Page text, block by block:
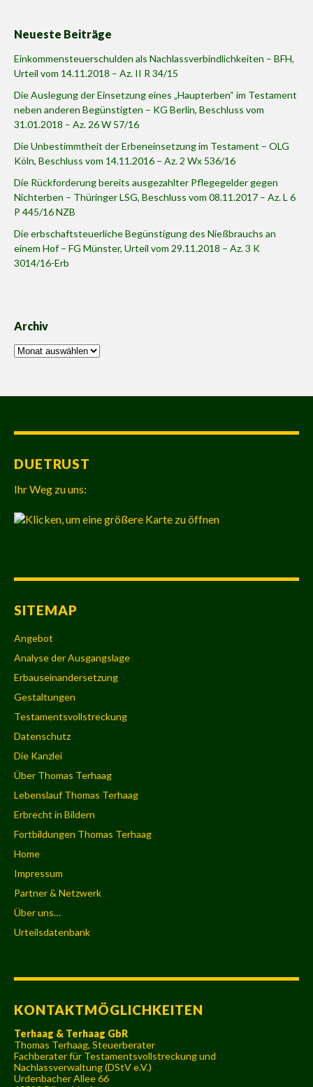
Neueste Beiträge
Einkommensteuerschulden als Nachlassverbindlichkeiten – BFH,
Urteil vom 14.11.2018 – Az. II R 34/15
Die Auslegung der Einsetzung eines „Haupterben“ im Testament
neben anderen Begünstigten – KG Berlin, Beschluss vom
31.01.2018 – Az. 26 W 57/16
Die Unbestimmtheit der Erbeneinsetzung im Testament – OLG
Köln, Beschluss vom 14.11.2016 – Az. 2 Wx 536/16
Die Rückforderung bereits ausgezahlter Pflegegelder gegen
Nichterben – Thüringer LSG, Beschluss vom 08.11.2017 – Az. L 6
P 445/16 NZB
Die erbschaftsteuerliche Begünstigung des Nießbrauchs an
einem Hof – FG Münster, Urteil vom 29.11.2018 – Az. 3 K
3014/16-Erb
Archiv
Archiv
DUETRUST
Ihr Weg zu uns:
SITEMAP
Angebot
Analyse der Ausgangslage
Erbauseinandersetzung
Gestaltungen
Testamentsvollstreckung
Datenschutz
Die Kanzlei
Über Thomas Terhaag
Lebenslauf Thomas Terhaag
Erbrecht in Bildern
Fortbildungen Thomas Terhaag
Home
Impressum
Partner & Netzwerk
Über uns…
Urteilsdatenbank
KONTAKTMÖGLICHKEITEN
Terhaag & Terhaag GbR
Thomas Terhaag, Steuerberater
Fachberater für Testamentsvollstreckung und
Nachlassverwaltung (DStV e.V.)
Urdenbacher Allee 66